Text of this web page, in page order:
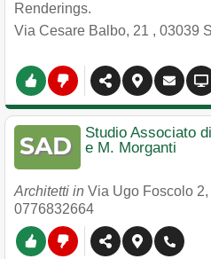
Renderings.
Via Cesare Balbo, 21 , 03039
Studio Associato
e M. Morganti
Architetti in Via Ugo Foscolo 2,
0776832664